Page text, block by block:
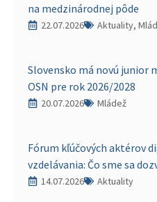
na medzinárodnej pôde
22.07.2026 Aktuality,
Slovensko má novú junior
OSN pre rok 2026/2028
20.07.2026 Mládež
Fórum kľúčových aktérov
vzdelávania: Čo sme sa
14.07.2026 Aktuality